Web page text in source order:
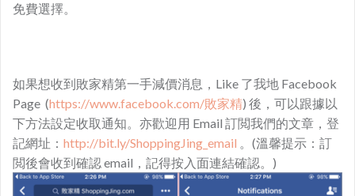
免費選擇。
如果想收到敗家精第一手減價消息，Like 了我地 Facebook
Page (https://www.facebook.com/敗家精) 後，可以跟據以
下方法設定收取通知。亦歡迎用 Email 訂閲我們的文章，登
記網址： http://bit.ly/ShoppingJing_email 。(溫馨提示：訂
閲後會收到確認 email，記得按入面連結確認。)